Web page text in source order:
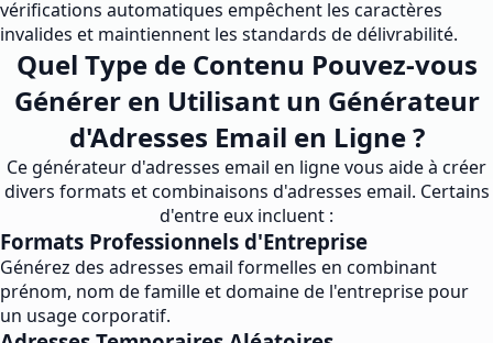
vérifications automatiques empêchent les caractères
invalides et maintiennent les standards de délivrabilité.
Quel Type de Contenu Pouvez-vous
Générer en Utilisant un Générateur
d'Adresses Email en Ligne ?
Ce générateur d'adresses email en ligne vous aide à créer
divers formats et combinaisons d'adresses email. Certains
d'entre eux incluent :
Formats Professionnels d'Entreprise
Générez des adresses email formelles en combinant
prénom, nom de famille et domaine de l'entreprise pour
un usage corporatif.